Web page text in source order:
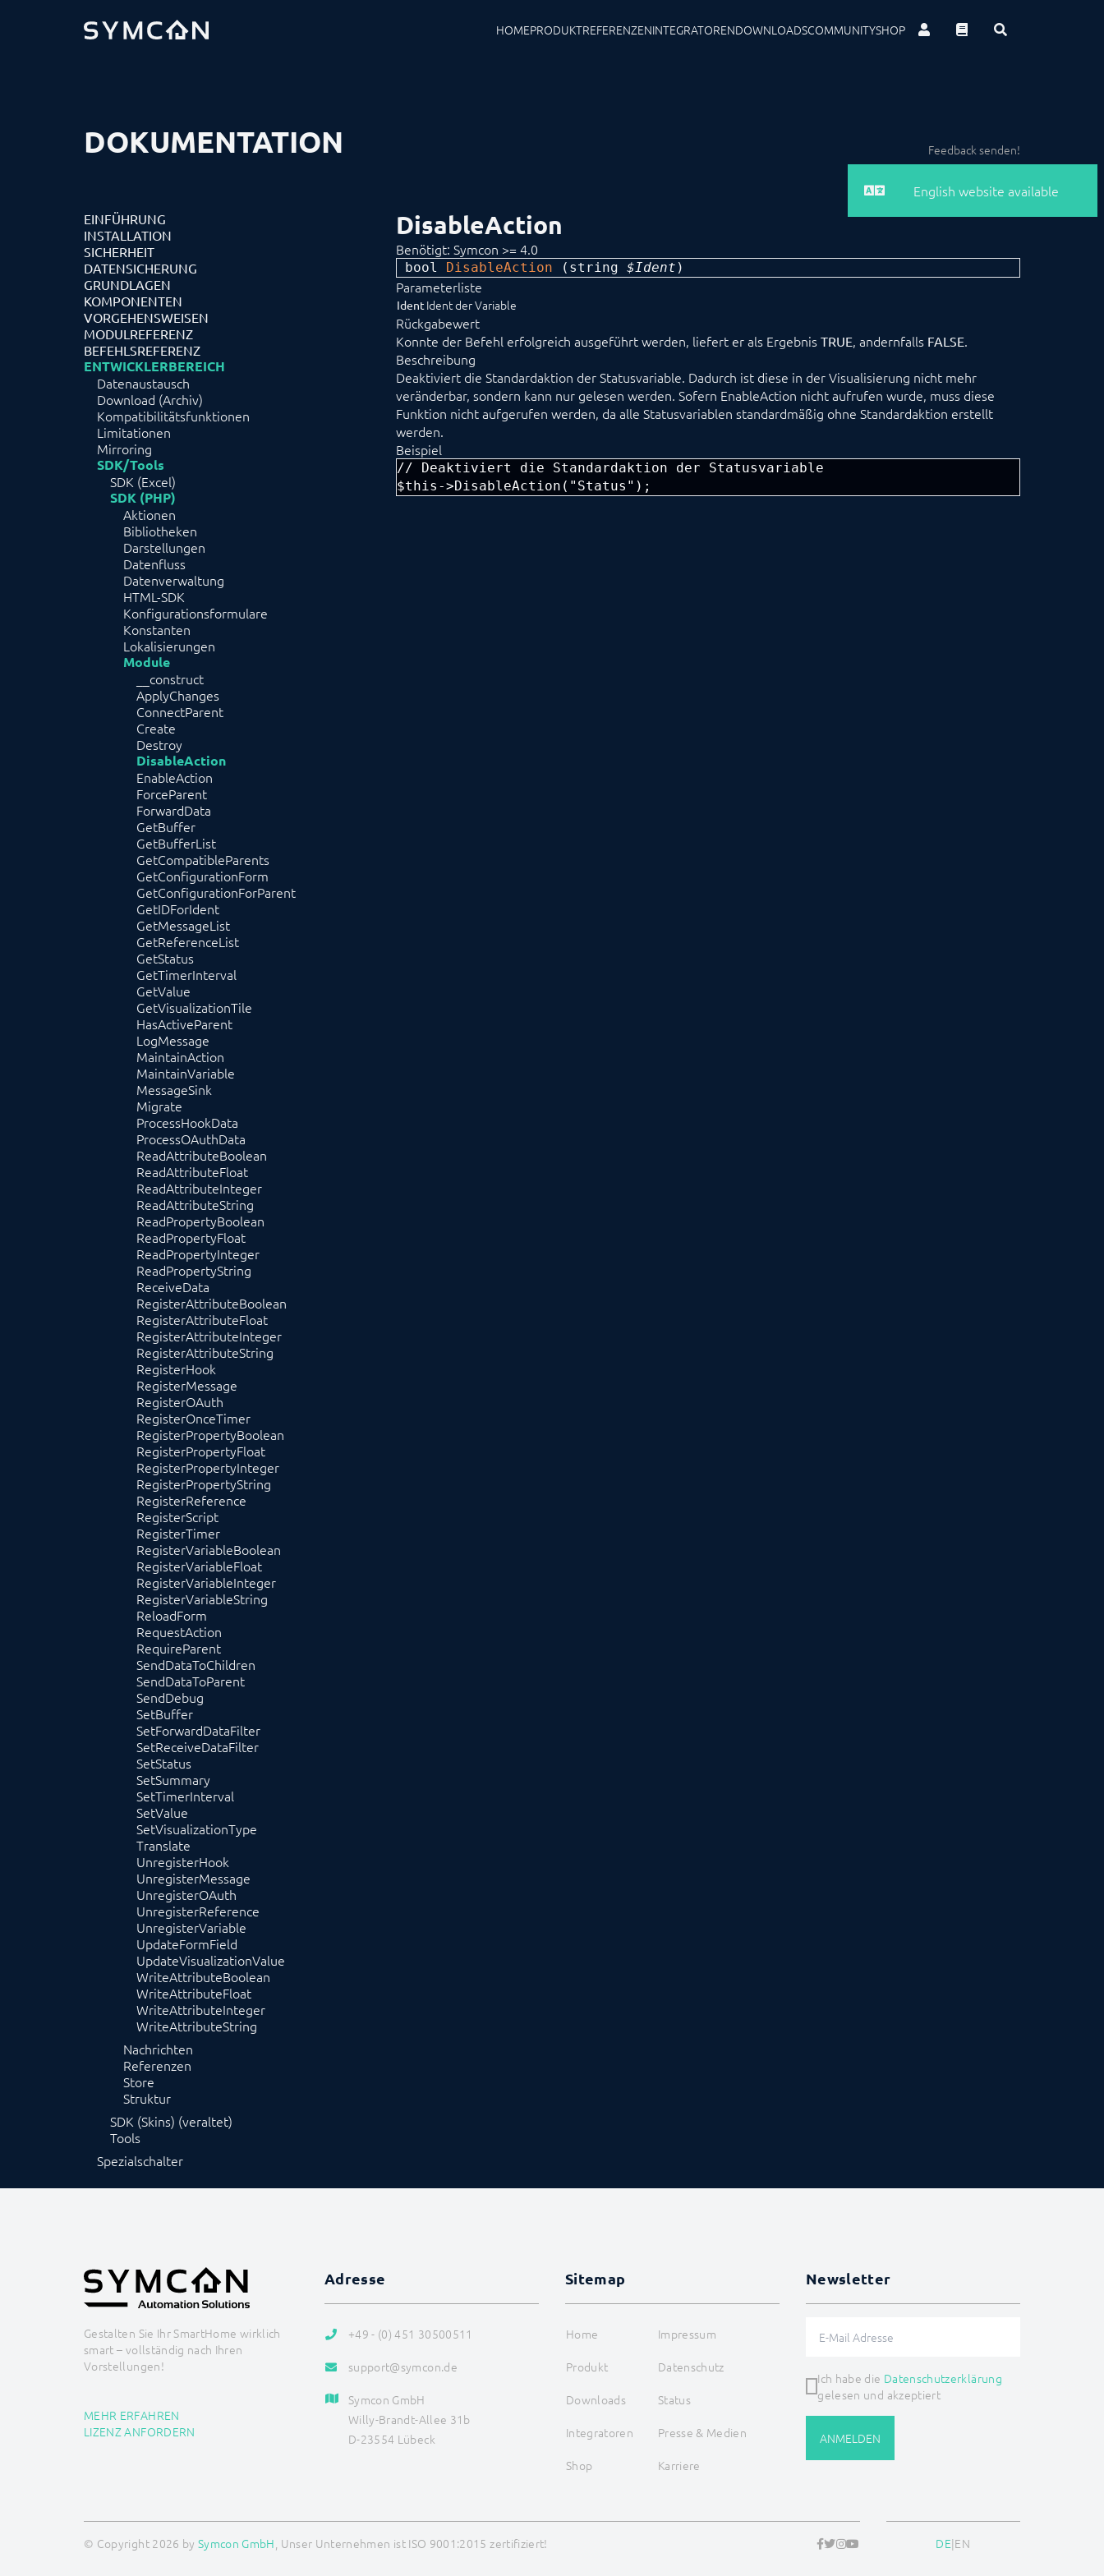
HOMEPRODUKTREFERENZENINTEGRATORENDOWNLOADSCOMMUNITYSHOP
DOKUMENTATION Feedback senden!
EINFÜHRUNG
INSTALLATION
SICHERHEIT
DATENSICHERUNG
GRUNDLAGEN
KOMPONENTEN
VORGEHENSWEISEN
MODULREFERENZ
BEFEHLSREFERENZ
ENTWICKLERBEREICH
Datenaustausch
Download (Archiv)
Kompatibilitätsfunktionen
Limitationen
Mirroring
SDK/Tools
SDK (Excel)
SDK (PHP)
Aktionen
Bibliotheken
Darstellungen
Datenfluss
Datenverwaltung
HTML-SDK
Konfigurationsformulare
Konstanten
Lokalisierungen
Module
__construct
ApplyChanges
ConnectParent
Create
Destroy
DisableAction
EnableAction
ForceParent
ForwardData
GetBuffer
GetBufferList
GetCompatibleParents
GetConfigurationForm
GetConfigurationForParent
GetIDForIdent
GetMessageList
GetReferenceList
GetStatus
GetTimerInterval
GetValue
GetVisualizationTile
HasActiveParent
LogMessage
MaintainAction
MaintainVariable
MessageSink
Migrate
ProcessHookData
ProcessOAuthData
ReadAttributeBoolean
ReadAttributeFloat
ReadAttributeInteger
ReadAttributeString
ReadPropertyBoolean
ReadPropertyFloat
ReadPropertyInteger
ReadPropertyString
ReceiveData
RegisterAttributeBoolean
RegisterAttributeFloat
RegisterAttributeInteger
RegisterAttributeString
RegisterHook
RegisterMessage
RegisterOAuth
RegisterOnceTimer
RegisterPropertyBoolean
RegisterPropertyFloat
RegisterPropertyInteger
RegisterPropertyString
RegisterReference
RegisterScript
RegisterTimer
RegisterVariableBoolean
RegisterVariableFloat
RegisterVariableInteger
RegisterVariableString
ReloadForm
RequestAction
RequireParent
SendDataToChildren
SendDataToParent
SendDebug
SetBuffer
SetForwardDataFilter
SetReceiveDataFilter
SetStatus
SetSummary
SetTimerInterval
SetValue
SetVisualizationType
Translate
UnregisterHook
UnregisterMessage
UnregisterOAuth
UnregisterReference
UnregisterVariable
UpdateFormField
UpdateVisualizationValue
WriteAttributeBoolean
WriteAttributeFloat
WriteAttributeInteger
WriteAttributeString
Nachrichten
Referenzen
Store
Struktur
SDK (Skins) (veraltet)
Tools
Spezialschalter
DisableAction
Benötigt: Symcon >= 4.0
bool DisableAction ( string $Ident )
Parameterliste
Ident Ident der Variable
Rückgabewert
Konnte der Befehl erfolgreich ausgeführt werden, liefert er als Ergebnis TRUE, andernfalls FALSE.
Beschreibung
Deaktiviert die Standardaktion der Statusvariable. Dadurch ist diese in der Visualisierung nicht mehr
veränderbar, sondern kann nur gelesen werden. Sofern EnableAction nicht aufrufen wurde, muss diese
Funktion nicht aufgerufen werden, da alle Statusvariablen standardmäßig ohne Standardaktion erstellt
werden.
Beispiel
// Deaktiviert die Standardaktion der Statusvariable
$this->DisableAction("Status");
Gestalten Sie Ihr SmartHome wirklich
smart – vollständig nach Ihren
Vorstellungen!
MEHR ERFAHREN
LIZENZ ANFORDERN
Adresse
+49 - (0) 451 30500511
support@symcon.de
Symcon GmbH
Willy-Brandt-Allee 31b
D-23554 Lübeck
Sitemap
Home
Impressum
Produkt
Datenschutz
Downloads
Status
Integratoren
Presse & Medien
Shop
Karriere
Newsletter
Ich habe die Datenschutzerklärung
gelesen und akzeptiert
ANMELDEN
© Copyright 2026 by Symcon GmbH, Unser Unternehmen ist ISO 9001:2015 zertifiziert! DE|EN
English website available